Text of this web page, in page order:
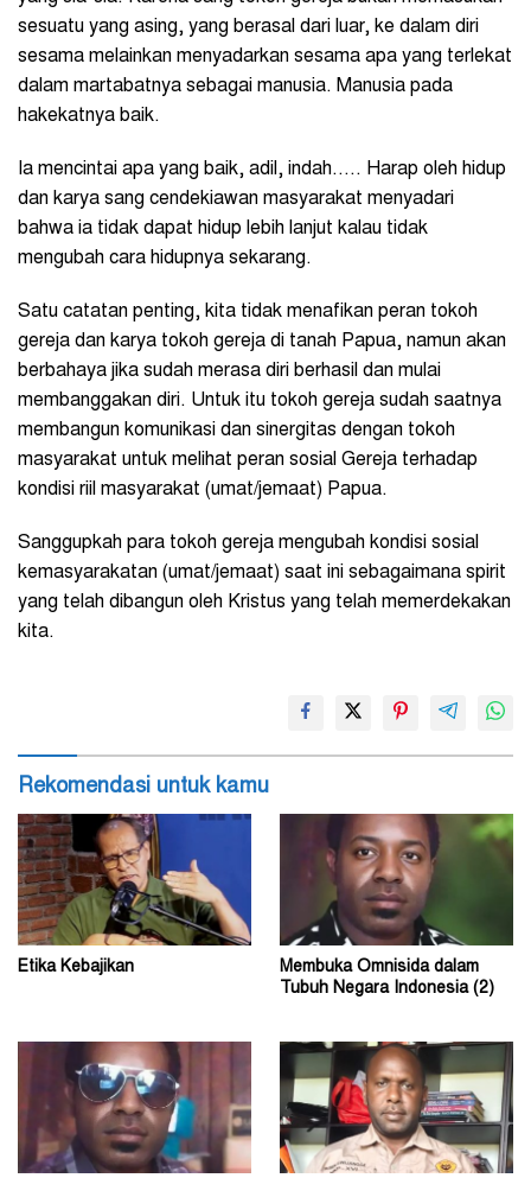
sesuatu yang asing, yang berasal dari luar, ke dalam diri
sesama melainkan menyadarkan sesama apa yang terlekat
dalam martabatnya sebagai manusia. Manusia pada
hakekatnya baik.
Ia mencintai apa yang baik, adil, indah….. Harap oleh hidup
dan karya sang cendekiawan masyarakat menyadari
bahwa ia tidak dapat hidup lebih lanjut kalau tidak
mengubah cara hidupnya sekarang.
Satu catatan penting, kita tidak menafikan peran tokoh
gereja dan karya tokoh gereja di tanah Papua, namun akan
berbahaya jika sudah merasa diri berhasil dan mulai
membanggakan diri. Untuk itu tokoh gereja sudah saatnya
membangun komunikasi dan sinergitas dengan tokoh
masyarakat untuk melihat peran sosial Gereja terhadap
kondisi riil masyarakat (umat/jemaat) Papua.
Sanggupkah para tokoh gereja mengubah kondisi sosial
kemasyarakatan (umat/jemaat) saat ini sebagaimana spirit
yang telah dibangun oleh Kristus yang telah memerdekakan
kita.
Rekomendasi untuk kamu
Etika Kebajikan
Membuka Omnisida dalam
Tubuh Negara Indonesia (2)